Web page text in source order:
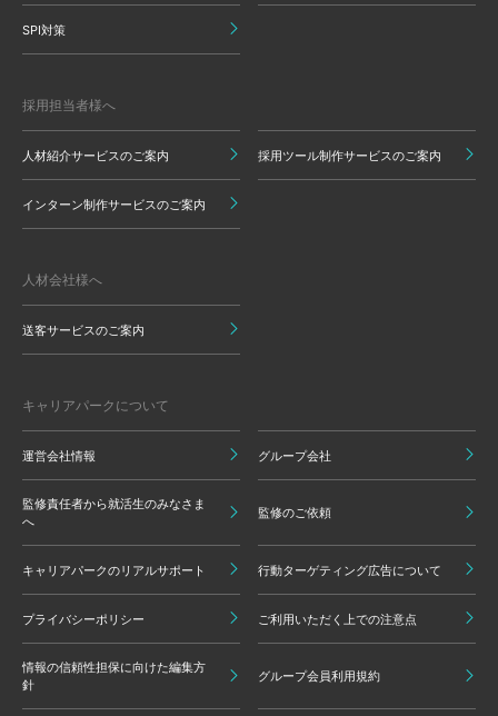
SPI対策
採用担当者様へ
人材紹介サービスのご案内 採用ツール制作サービスのご案内
インターン制作サービスのご案内
人材会社様へ
送客サービスのご案内
キャリアパークについて
運営会社情報 グループ会社
監修責任者から就活生のみなさま
へ
監修のご依頼
キャリアパークのリアルサポート 行動ターゲティング広告について
プライバシーポリシー ご利用いただく上での注意点
情報の信頼性担保に向けた編集方
針
グループ会員利用規約